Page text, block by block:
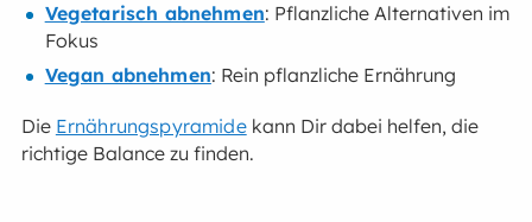
Vegetarisch abnehmen: Pflanzliche Alternativen im
Fokus
Vegan abnehmen: Rein pflanzliche Ernährung
Die Ernährungspyramidekann Dir dabei helfen, die
richtige Balance zu finden.